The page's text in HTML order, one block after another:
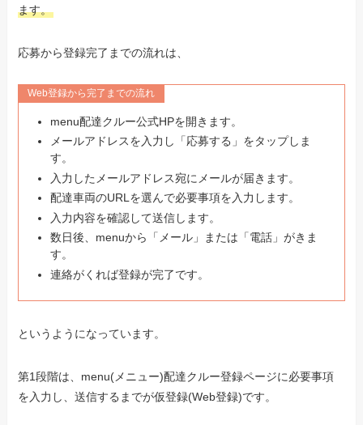
ます。
応募から登録完了までの流れは、
Web登録から完了までの流れ
menu配達クルー公式HPを開きます。
メールアドレスを入力し「応募する」をタップしま
す。
入力したメールアドレス宛にメールが届きます。
配達車両のURLを選んで必要事項を入力します。
入力内容を確認して送信します。
数日後、menuから「メール」または「電話」がきま
す。
連絡がくれば登録が完了です。
というようになっています。
第1段階は、menu(メニュー)配達クルー登録ページに必要事項
を入力し、送信するまでが仮登録(Web登録)です。